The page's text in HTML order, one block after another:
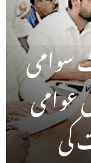
سوامی
عوامی
کی